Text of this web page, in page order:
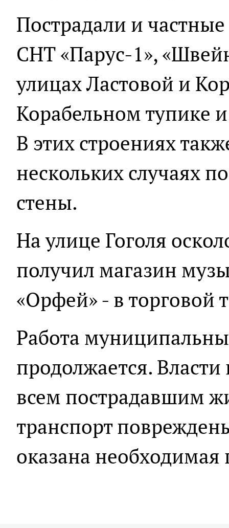
Пострадали и
СНТ «Парус-1»,
улицах Ластовой и
Корабельном тупике
В этих строениях
нескольких случаях
стены.
На улице Гоголя
получил магазин
«Орфей» - в торговой
Работа
продолжается.
всем пострадавшим
транспорт
оказана